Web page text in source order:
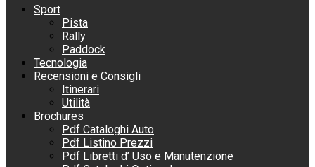
Sport
Pista
Rally
Paddock
Tecnologia
Recensioni e Consigli
Itinerari
Utilità
Brochures
Pdf Cataloghi Auto
Pdf Listino Prezzi
Pdf Libretti d’ Uso e Manutenzione